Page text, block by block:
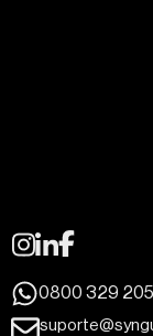
0800 329